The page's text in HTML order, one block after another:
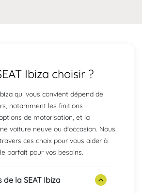
Ibiza choisir ?
qui vous convient dépend de
notamment les finitions
de motorisation, et la
voiture neuve ou d'occasion. Nous
ces choix pour vous aider à
parfait pour vos besoins.
de la SEAT Ibiza